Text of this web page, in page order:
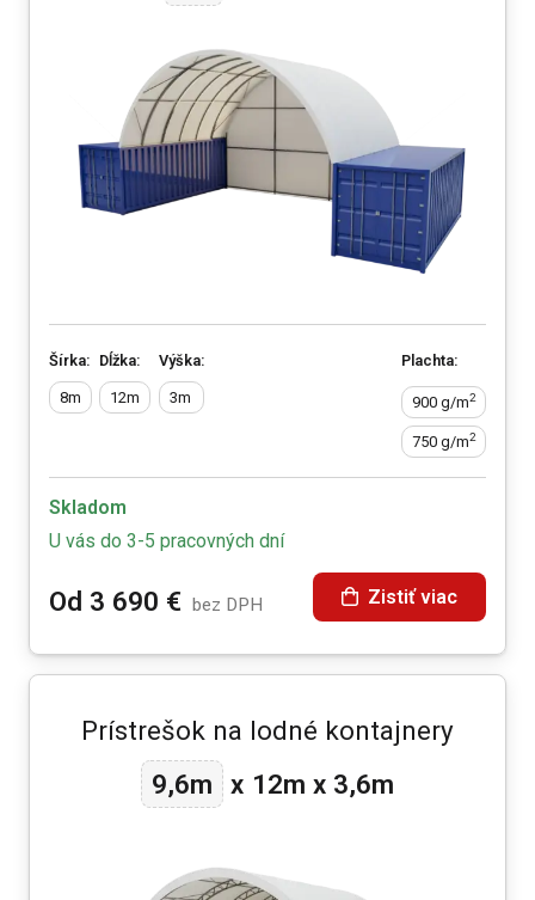
Šírka:
8m
Dĺžka:
12m
Výška:
3m
Plachta:
900 g/m2
750 g/m2
Skladom
U vás do 3-5 pracovných dní
Od 3 690 € bez DPH Zistiť viac
Prístrešok na lodné kontajnery
9,6m
x 12m x 3,6m